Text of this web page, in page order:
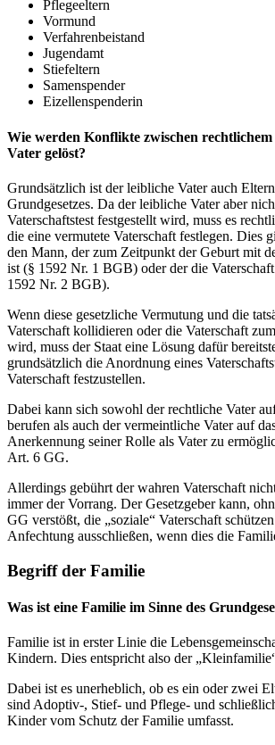
Pflegeeltern
Vormund
Verfahrenbeistand
Jugendamt
Stiefeltern
Samenspender
Eizellenspenderin
Wie werden Konflikte zwischen
Vater gelöst?
Grundsätzlich ist der leibliche Vater auch
Grundgesetzes. Da der leibliche Vater aber
Vaterschaftstest festgestellt wird, muss es
die eine vermutete Vaterschaft festlegen. Dies
den Mann, der zum Zeitpunkt der Geburt mit
ist (§ 1592 Nr. 1 BGB) oder der die
1592 Nr. 2 BGB).
Wenn diese gesetzliche Vermutung und die
Vaterschaft kollidieren oder die Vaterschaft
wird, muss der Staat eine Lösung dafür
grundsätzlich die Anordnung eines
Vaterschaft festzustellen.
Dabei kann sich sowohl der rechtliche Vater
berufen als auch der vermeintliche Vater auf
Anerkennung seiner Rolle als Vater zu
Art. 6 GG.
Allerdings gebührt der wahren Vaterschaft
immer der Vorrang. Der Gesetzgeber kann,
GG verstößt, die „soziale“ Vaterschaft
Anfechtung ausschließen, wenn dies die
Begriff der Familie
Was ist eine Familie im Sinne des
Familie ist in erster Linie die
Kindern. Dies entspricht also der
Dabei ist es unerheblich, ob es ein oder zwei
sind Adoptiv-, Stief- und Pflege- und
Kinder vom Schutz der Familie umfasst.